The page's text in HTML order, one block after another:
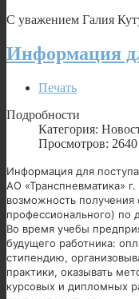
С уважением Галия
Информация
Печать
Подробности
Категория:
Просмотров: 2640
Информация для
АО «Транспневматика»
возможность получения
профессионального) по
Во время учебы
будущего работника:
стипендию,
практики, оказывать
курсовых и дипломных